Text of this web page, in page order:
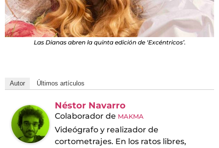
Las Dianas abren la quinta edición de ‘Excéntricos’.
Autor Últimos artículos
Néstor Navarro
Colaborador de MAKMA
Videógrafo y realizador de
cortometrajes. En los ratos libres,